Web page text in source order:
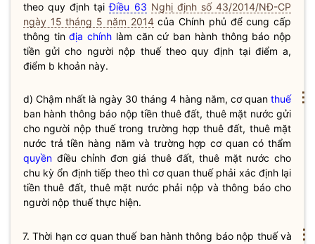
theo quy định tạiĐiều 63 Nghị định số 43/2014/NĐ-CP
ngày 15 tháng 5 năm 2014của Chính phủ để cung cấp
thông tinđịa chính làm căn cứ ban hành thông báo nộp
tiền gửi cho người nộp thuếtheo quy định tại điểm a,
điểm b khoản này.
d) Chậm nhất là ngày 30 tháng 4 hàng năm, cơ quan thuế
ban hành thông báo nộp tiền thuê đất, thuê mặt nước gửi
cho người nộp thuếtrong trường hợp thuê đất, thuê mặt
nước trả tiền hàng năm và trường hợp cơ quan có thẩm
quyền điều chỉnh đơn giá thuê đất, thuê mặt nước cho
chu kỳ ổn định tiếp theo thì cơ quanthuếphải xác định lại
tiền thuê đất, thuê mặt nước phải nộp và thông báo cho
người nộp thuếthực hiện.
7. Thời hạn cơ quanthuếban hành thông báo nộp thuếvà
⋮
⋮